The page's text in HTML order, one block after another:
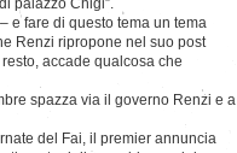
palazzo Chigi”.
e fare di questo tema un tema
Renzi ripropone nel suo post
accade qualcosa che
spazza via il governo Renzi e a
del Fai, il premier annuncia